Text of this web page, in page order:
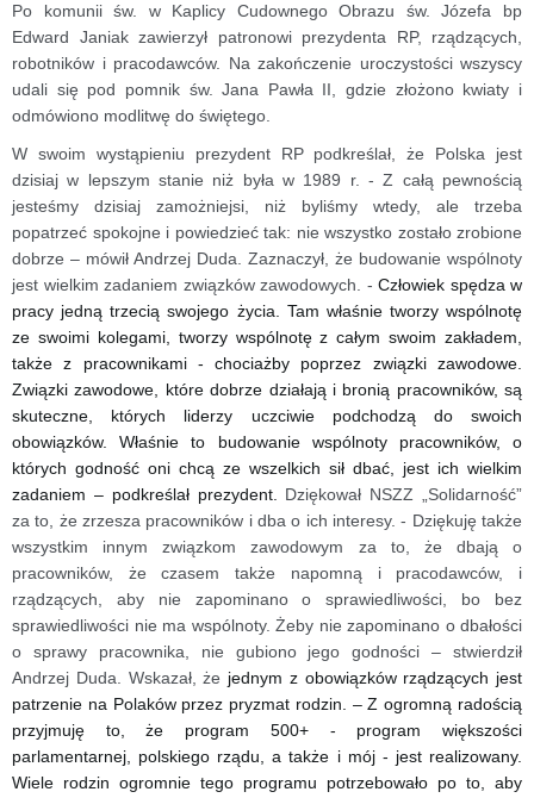
Po komunii św. w Kaplicy Cudownego Obrazu św. Józefa bp
Edward Janiak zawierzył patronowi prezydenta RP, rządzących,
robotników i pracodawców. Na zakończenie uroczystości wszyscy
udali się pod pomnik św. Jana Pawła II, gdzie złożono kwiaty i
odmówiono modlitwę do świętego.
W swoim wystąpieniu prezydent RP podkreślał, że Polska jest
dzisiaj w lepszym stanie niż była w 1989 r. - Z całą pewnością
jesteśmy dzisiaj zamożniejsi, niż byliśmy wtedy, ale trzeba
popatrzeć spokojne i powiedzieć tak: nie wszystko zostało zrobione
dobrze – mówił Andrzej Duda. Zaznaczył, że budowanie wspólnoty
jest wielkim zadaniem związków zawodowych. - Człowiek spędza w
pracy jedną trzecią swojego życia. Tam właśnie tworzy wspólnotę
ze swoimi kolegami, tworzy wspólnotę z całym swoim zakładem,
także z pracownikami - chociażby poprzez związki zawodowe.
Związki zawodowe, które dobrze działają i bronią pracowników, są
skuteczne, których liderzy uczciwie podchodzą do swoich
obowiązków. Właśnie to budowanie wspólnoty pracowników, o
których godność oni chcą ze wszelkich sił dbać, jest ich wielkim
zadaniem – podkreślał prezydent.
Dziękował NSZZ „Solidarność”
za to, że zrzesza pracowników i dba o ich interesy. - Dziękuję także
wszystkim innym związkom zawodowym za to, że dbają o
pracowników, że czasem także napomną i pracodawców, i
rządzących, aby nie zapominano o sprawiedliwości, bo bez
sprawiedliwości nie ma wspólnoty. Żeby nie zapominano o dbałości
o sprawy pracownika, nie gubiono jego godności – stwierdził
Andrzej Duda.
Wskazał, że jednym z obowiązków rządzących jest
patrzenie na Polaków przez pryzmat rodzin. – Z ogromną radością
przyjmuję to, że program 500+ - program większości
parlamentarnej, polskiego rządu, a także i mój - jest realizowany.
Wiele rodzin ogromnie tego programu potrzebowało po to, aby